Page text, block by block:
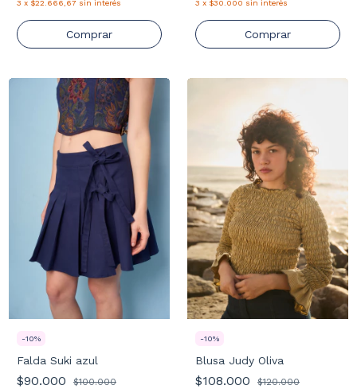
3 x $22.666,67 sin interés
Comprar
3 x $30.000 sin interés
Comprar
-10%
Falda Suki azul
$90.000 $100.000
-10%
Blusa Judy Oliva
$108.000 $120.000